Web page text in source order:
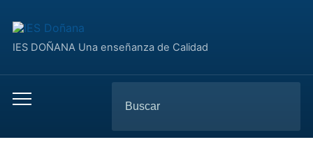
IES DOÑANA Una enseñanza de Calidad
Alternar
menú